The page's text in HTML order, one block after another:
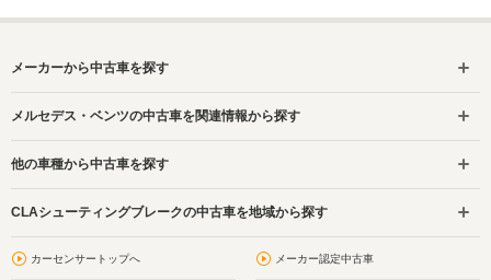
メーカーから中古車を探す
メルセデス・ベンツの中古車を関連情報から探す
他の車種から中古車を探す
CLAシューティングブレークの中古車を地域から探す
カーセンサートップへ メーカー認定中古車